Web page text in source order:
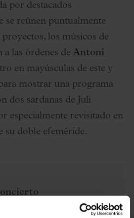
por destacados
se reúnen puntualmente
los músicos de
a las órdenes de Antoni
en mayúsculas de este y
mostrar una programa
dos sardanas de Juli
especialmente revisitado en
su doble efeméride.